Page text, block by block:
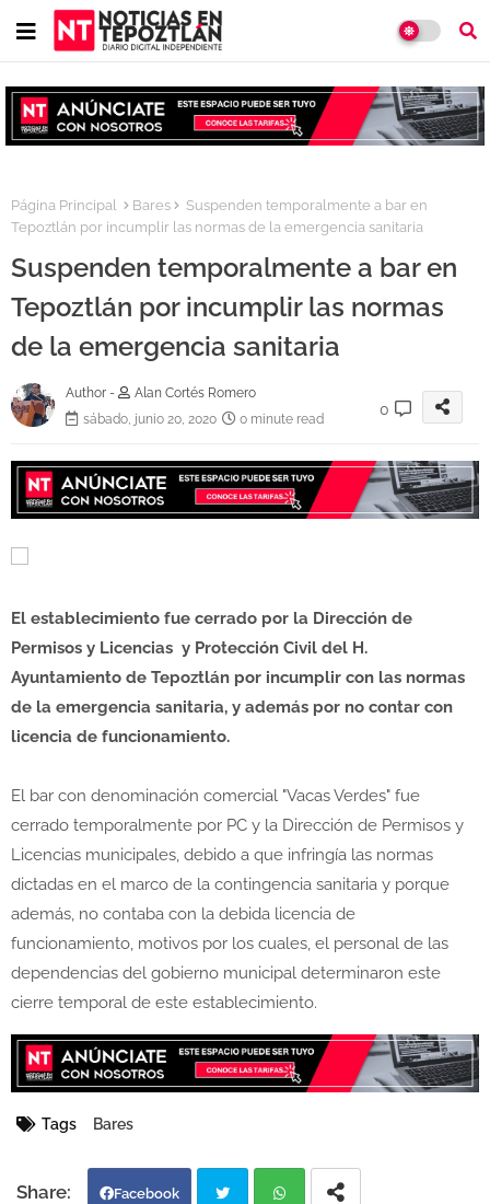
Página Principal Bares
Suspenden temporalmente a bar en
Tepoztlán por incumplir las normas de la emergencia sanitaria
Suspenden temporalmente a bar en
Tepoztlán por incumplir las normas
de la emergencia sanitaria
Author -
Alan Cortés Romero
sábado, junio 20, 2020
0 minute read
0
El establecimiento fue cerrado por la Dirección de
Permisos y Licencias y Protección Civil del H.
Ayuntamiento de Tepoztlán por incumplir con las normas
de la emergencia sanitaria, y además por no contar con
licencia de funcionamiento.
El bar con denominación comercial "Vacas Verdes" fue
cerrado temporalmente por PC y la Dirección de Permisos y
Licencias municipales, debido a que infringía las normas
dictadas en el marco de la contingencia sanitaria y porque
además, no contaba con la debida licencia de
funcionamiento, motivos por los cuales, el personal de las
dependencias del gobierno municipal determinaron este
cierre temporal de este establecimiento.
Tags Bares
Facebook